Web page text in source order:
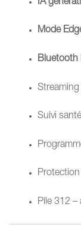
IA
Mode
Bluetooth
Suivi
Protection
Pile 312 –